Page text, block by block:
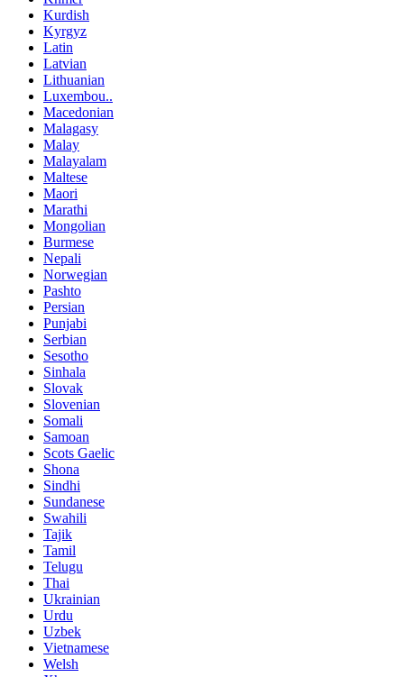
Kurdish
Kyrgyz
Latin
Latvian
Lithuanian
Luxembou..
Macedonian
Malagasy
Malay
Malayalam
Maltese
Maori
Marathi
Mongolian
Burmese
Nepali
Norwegian
Pashto
Persian
Punjabi
Serbian
Sesotho
Sinhala
Slovak
Slovenian
Somali
Samoan
Scots Gaelic
Shona
Sindhi
Sundanese
Swahili
Tajik
Tamil
Telugu
Thai
Ukrainian
Urdu
Uzbek
Vietnamese
Welsh